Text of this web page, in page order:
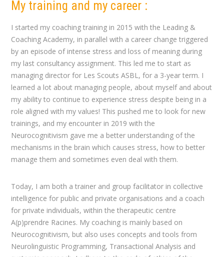
My training and my career :
I started my coaching training in 2015 with the Leading &
Coaching Academy, in parallel with a career change triggered
by an episode of intense stress and loss of meaning during
my last consultancy assignment. This led me to start as
managing director for Les Scouts ASBL, for a 3-year term. I
learned a lot about managing people, about myself and about
my ability to continue to experience stress despite being in a
role aligned with my values! This pushed me to look for new
trainings, and my encounter in 2019 with the
Neurocognitivism gave me a better understanding of the
mechanisms in the brain which causes stress, how to better
manage them and sometimes even deal with them.
Today, I am both a trainer and group facilitator in collective
intelligence for public and private organisations and a coach
for private individuals, within the therapeutic centre
A(p)prendre Racines. My coaching is mainly based on
Neurocognitivism, but also uses concepts and tools from
Neurolinguistic Programming, Transactional Analysis and